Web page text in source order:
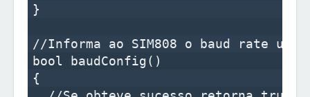
}
//Informa ao SIM808 o baud rate
bool baudConfig()
{